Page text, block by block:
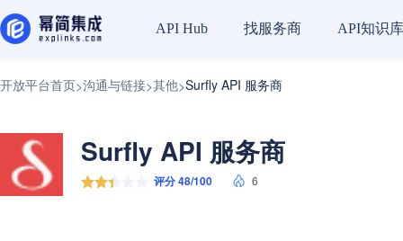
API Hub 找服务商 API知识库
开放平台首页>沟通与链接>其他>Surfly API 服务商
Surfly API 服务商
评分 48/100 6